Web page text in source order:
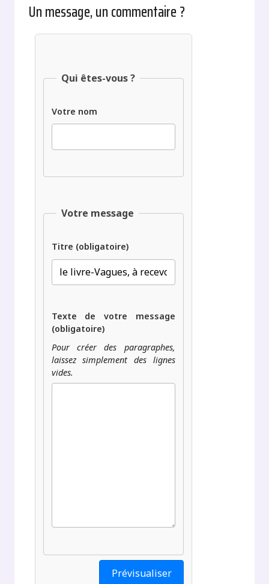
Un message, un commentaire ?
Qui êtes-vous ?
Votre nom
Votre message
Titre (obligatoire)
Texte de votre message
(obligatoire)
Pour créer des paragraphes,
laissez simplement des lignes
vides.